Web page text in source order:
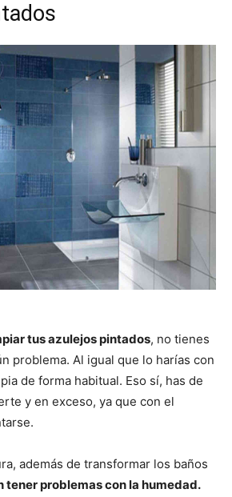
tus azulejos pintados, no tienes
problema. Al igual que lo harías con
de forma habitual. Eso sí, has de
y en exceso, ya que con el
además de transformar los baños
tener problemas con la humedad.